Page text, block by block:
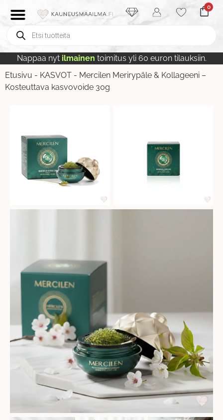
0
Nappaa nyt ilmainen toimitus yli 60 euron tilauksiin.
Etusivu - KASVOT - Mercilen Merirypäle & Kollageeni –
Kosteuttava kasvovoide 30g